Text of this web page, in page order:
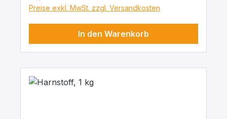
Preise exkl. MwSt. zzgl. Versandkosten
In den Warenkorb